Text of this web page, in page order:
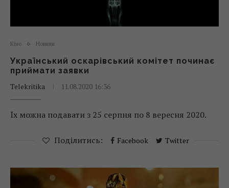
Кіно Новини
Український оскарівський комітет починає
приймати заявки
Telekritika
11.08.2020 16:36
Їх можна подавати з 25 серпня по 8 вересня 2020.
Поділитись: Facebook Twitter